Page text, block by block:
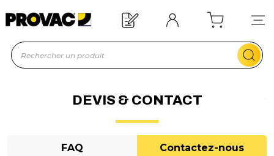
équipement ? Devis rapide !
DEVIS & CONTACT
FAQ Contactez-nous